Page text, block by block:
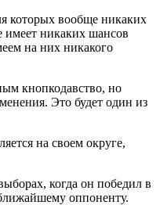
которых вообще никаких
имеет никаких шансов
на них никакого
кнопкодавство, но
Это будет один из
на своем округе,
когда он победил в
оппоненту.